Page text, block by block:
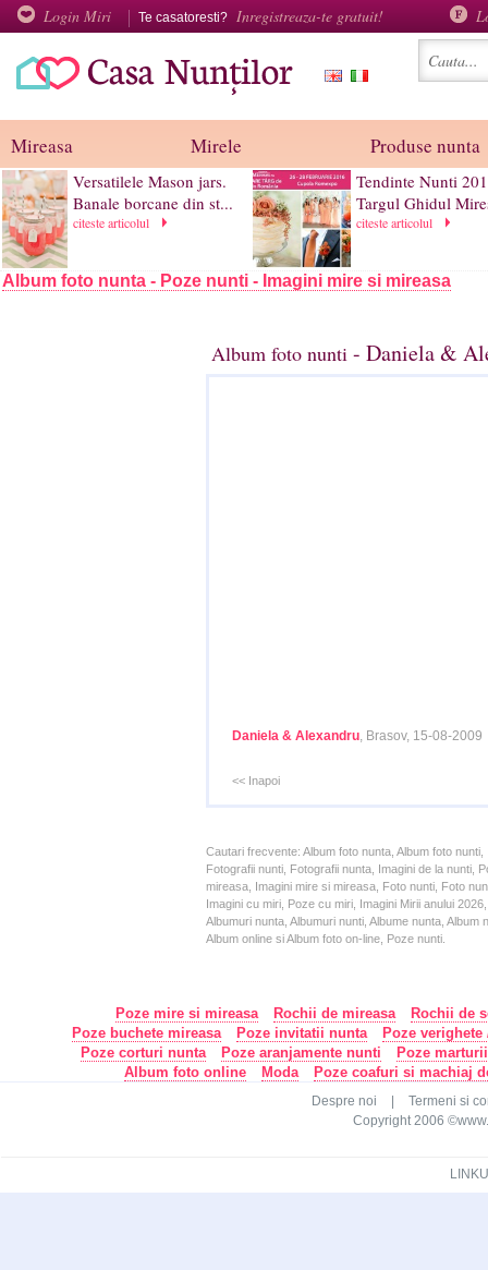
Login Miri Te casatoresti? Inregistreaza-te gratuit!
Mireasa Mirele Produse nunta
Versatilele Mason jars.
Banale borcane din st...
citeste articolul
Tendinte Nunti
Targul Ghidul
citeste articolul
Album foto nunta - Poze nunti - Imagini mire si mireasa
Album foto nunti - Daniela &
Daniela & Alexandru, Brasov, 15-08-2009
<< Inapoi
Cautari frecvente: Album foto nunta, Album foto
Fotografii nunti, Fotografii nunta, Imagini de la nunti,
mireasa, Imagini mire si mireasa, Foto nunti, Foto
Imagini cu miri, Poze cu miri, Imagini Mirii anului
Albumuri nunta, Albumuri nunti, Albume nunta,
Album online si Album foto on-line, Poze nunti.
Poze mire si mireasa Rochii de mireasa
Rochii de
Poze buchete mireasa
Poze invitatii nunta
Poze
Poze corturi nunta
Poze aranjamente nunti
Poze
Album foto online
Moda Poze coafuri si machiaj
Despre noi
Termeni si
Copyright 2006